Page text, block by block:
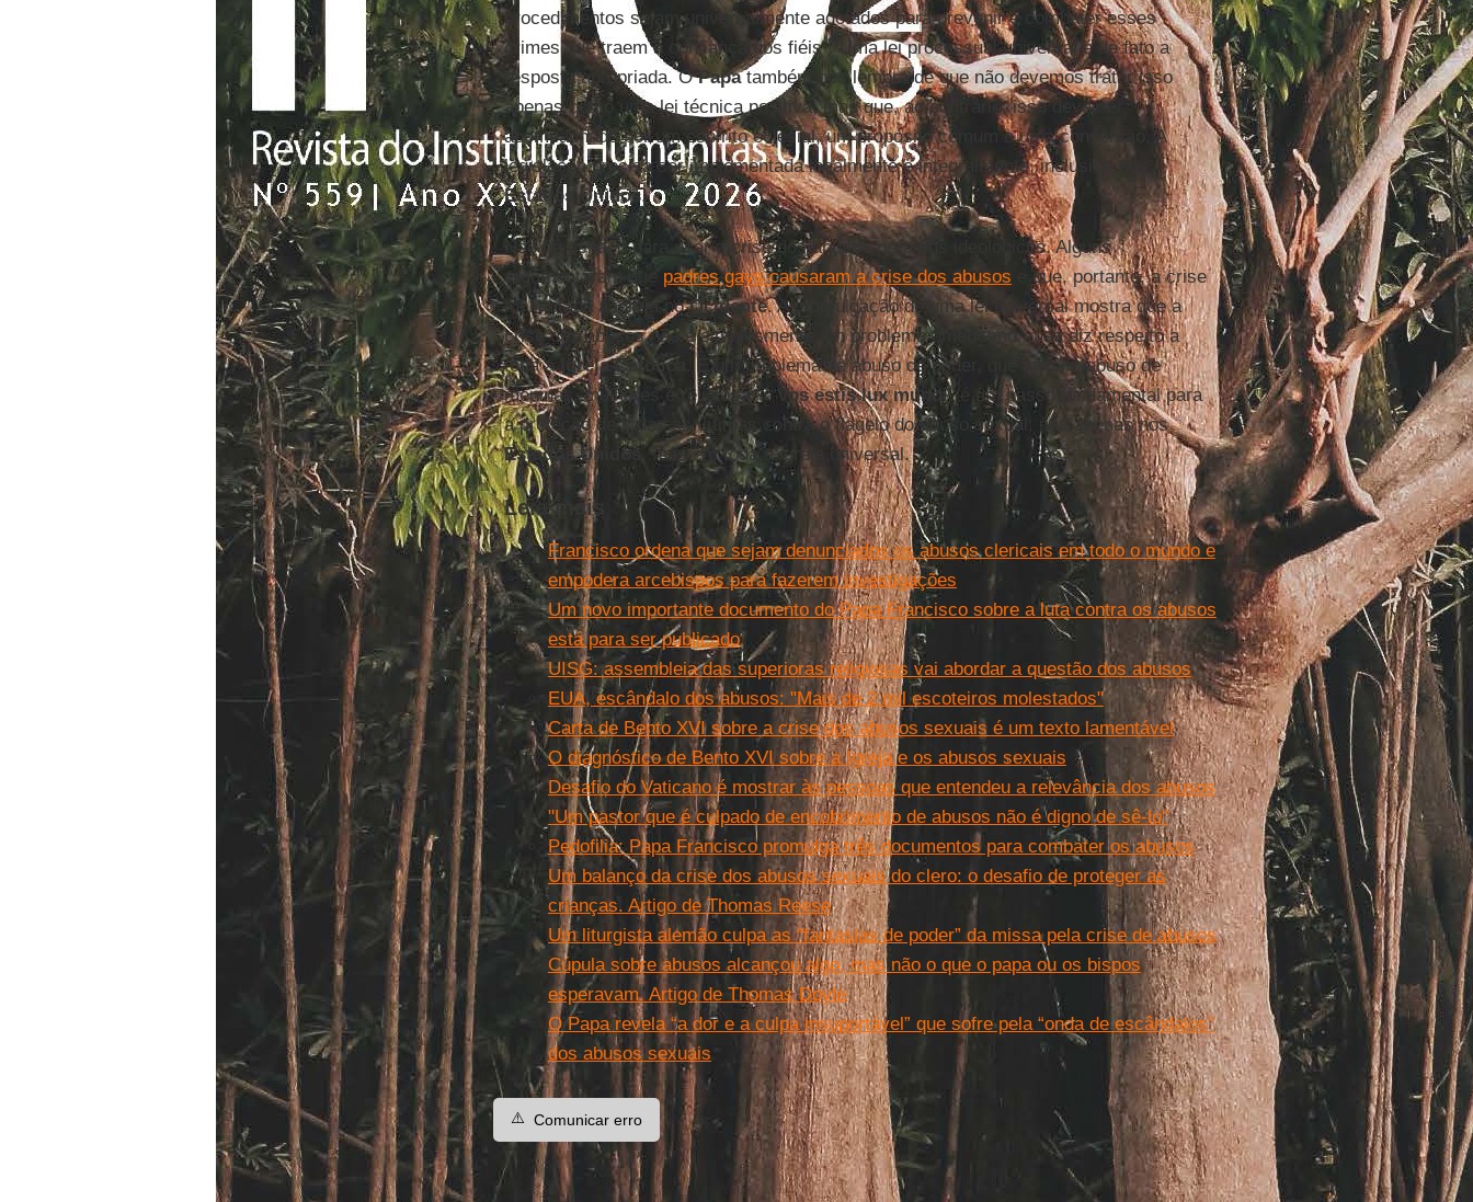
procedimentos sejam universalmente adotados para prevenir e combater esses
crimes que traem a confiança dos fiéis”. Uma lei processual universal é de fato a
resposta apropriada. OPapatambém nos lembra de que não devemos tratar isso
apenas como uma lei técnica positiva, mas que, ao contrário, isso deve ser
acompanhado por um espírito eclesial, um propósito comum e uma conversão. A
legislação precisa ser implementada localmente e integralmente, inclusive nos
Estados Unidos.
Não há espaço para usar a crise dos abusos para fins ideológicos. Alguns
argumentaram que padres gays causaram a crise dos abusos e que, portanto, a crise
foi limitada à igreja noOcidente. A promulgação de uma lei universal mostra que a
crise dos abusos não é simplesmente um problema americano, mas diz respeito a
toda aIgreja Católica
. É um problema de abuso de poder, que inclui o abuso de
meninas, mulheres e religiosas. “Vos estis lux mundi” é um passo fundamental para
a proteção de todas as vítimas contra o flagelo do abuso sexual, não apenas nos
Estados Unidos, mas em toda a igreja universal.
Leia mais
Francisco ordena que sejam denunciados os abusos clericais em todo o mundo e
empodera arcebispos para fazerem investigações
Um novo importante documento do Papa Francisco sobre a luta contra os abusos
está para ser publicado
UISG: assembleia das superioras religiosas vai abordar a questão dos abusos
EUA, escândalo dos abusos: "Mais de 2 mil escoteiros molestados"
Carta de Bento XVI sobre a crise dos abusos sexuais é um texto lamentável
O diagnóstico de Bento XVI sobre a Igreja e os abusos sexuais
Desafio do Vaticano é mostrar às pessoas que entendeu a relevância dos abusos
"Um pastor que é culpado de encobrimento de abusos não é digno de sê-lo"
Pedofilia: Papa Francisco promulga três documentos para combater os abusos
Um balanço da crise dos abusos sexuais do clero: o desafio de proteger as
crianças. Artigo de Thomas Reese
Um liturgista alemão culpa as “fantasias de poder” da missa pela crise de abusos
Cúpula sobre abusos alcançou algo, mas não o que o papa ou os bispos
esperavam. Artigo de Thomas Doyle
O Papa revela “a dor e a culpa insuportável” que sofre pela “onda de escândalos”
dos abusos sexuais
⚠️ Comunicar erro